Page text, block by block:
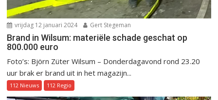
vrijdag 12 januari 2024 Gert Stegeman
Brand in Wilsum: materiële schade geschat op
800.000 euro
Foto’s: Björn Züter Wilsum – Donderdagavond rond 23.20
uur brak er brand uit in het magazijn...
112 Nieuws 112 Regio